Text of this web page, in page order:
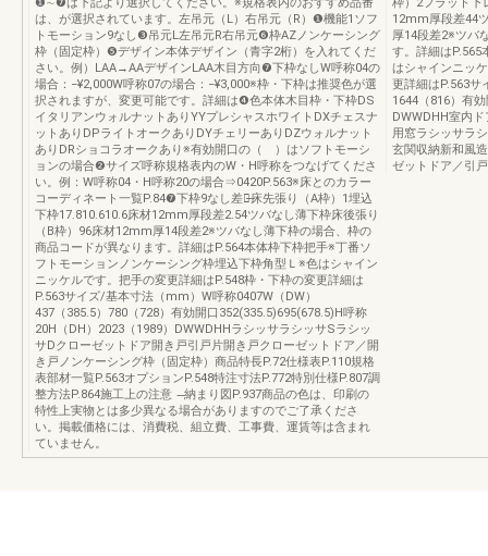
は、が選択されています。左吊元（L）右吊元（R）❶機能1ソフ
トモーション9なし❸吊元L左吊元R右吊元❻枠AZノンケーシング
枠（固定枠）❺デザイン本体デザイン（青字2桁）を入れてくだ
さい。例）LAA→AAデザインLAA木目方向❼下枠なしW呼称04の
場合：−¥2,000W呼称07の場合：−¥3,000※枠・下枠は推奨色が選
択されますが、変更可能です。詳細は❹色本体木目枠・下枠DS
イタリアンウォルナットありYYプレシャスホワイトDXチェスナ
ットありDPライトオークありDYチェリーありDZウォルナット
ありDRショコラオークあり※有効開口の（ ）はソフトモーシ
ョンの場合❷サイズ呼称規格表内のW・H呼称をつなげてくださ
い。例：W呼称04・H呼称20の場合⇒0420P.563※床とのカラー
コーディネート一覧P.84❼下枠9なし差額̶床先張り（A枠）1埋込
下枠17.810.610.6床材12mm厚段差2.54ツバなし薄下枠床後張り
（B枠）96床材12mm厚14段差2※ツバなし薄下枠の場合、枠の
商品コードが異なります。詳細はP.564本体枠下枠把手※丁番ソ
フトモーションノンケーシング枠埋込下枠角型Ｌ※色はシャイン
ニッケルです。把手の変更詳細はP.548枠・下枠の変更詳細は
P.563サイズ/基本寸法（mm）W呼称0407W（DW）
437（385.5）780（728）有効開口352(335.5)695(678.5)H呼称
20H（DH）2023（1989）DWWDHHラシッサラシッサSラシッ
サDクローゼットドア開き戸引戸片開き戸クローゼットドア／開
き戸ノンケーシング枠（固定枠）商品特長P.72仕様表P.110規格
表部材一覧P.563オプションP.548特注寸法P.772特別仕様P.807調
整方法P.864施工上の注意 ̶納まり図P.937商品の色は、印刷の
特性上実物とは多少異なる場合がありますのでご了承くださ
い。掲載価格には、消費税、組立費、工事費、運賃等は含まれ
ていません。
12mm厚段差44
厚14段差2※ツバ
す。詳細はP.565
はシャインニッ
更詳細はP.563
1644（816）有
DWWDHH室内
用窓ラシッサラ
玄関収納新和風
ゼットドア／引